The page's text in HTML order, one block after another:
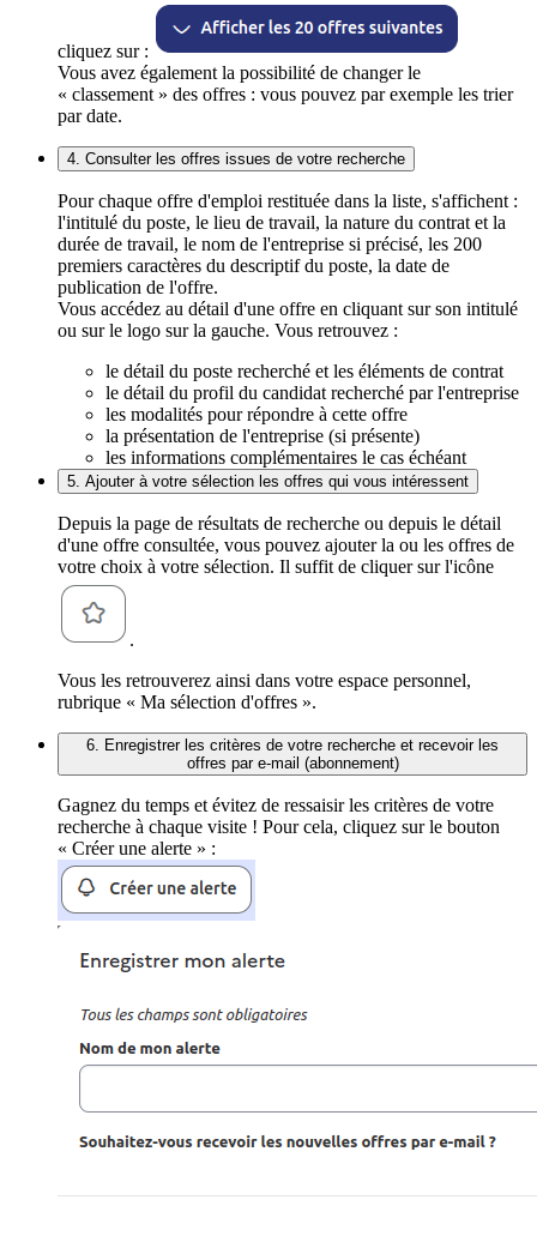
cliquez sur :
Vous avez également la possibilité de changer le
« classement » des offres : vous pouvez par exemple les trier
par date.
4. Consulter les offres issues de votre recherche
Pour chaque offre d'emploi restituée dans la liste, s'affichent :
l'intitulé du poste, le lieu de travail, la nature du contrat et la
durée de travail, le nom de l'entreprise si précisé, les 200
premiers caractères du descriptif du poste, la date de
publication de l'offre.
Vous accédez au détail d'une offre en cliquant sur son intitulé
ou sur le logo sur la gauche. Vous retrouvez :
le détail du poste recherché et les éléments de contrat
le détail du profil du candidat recherché par l'entreprise
les modalités pour répondre à cette offre
la présentation de l'entreprise (si présente)
les informations complémentaires le cas échéant
5. Ajouter à votre sélection les offres qui vous intéressent
Depuis la page de résultats de recherche ou depuis le détail
d'une offre consultée, vous pouvez ajouter la ou les offres de
votre choix à votre sélection. Il suffit de cliquer sur l'icône
.
Vous les retrouverez ainsi dans votre espace personnel,
rubrique « Ma sélection d'offres ».
6. Enregistrer les critères de votre recherche et recevoir les
offres par e-mail (abonnement)
Gagnez du temps et évitez de ressaisir les critères de votre
recherche à chaque visite ! Pour cela, cliquez sur le bouton
« Créer une alerte » :